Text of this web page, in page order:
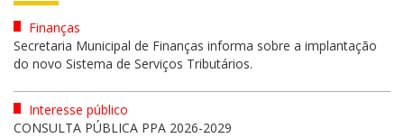
Finanças
Secretaria Municipal de Finanças informa sobre a implantação
do novo Sistema de Serviços Tributários.
Interesse público
CONSULTA PÚBLICA PPA 2026-2029